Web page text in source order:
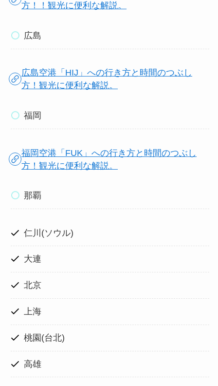
方！！観光に便利な解説。
広島
広島空港「HIJ」への行き方と時間のつぶし
方！観光に便利な解説。
福岡
福岡空港「FUK」への行き方と時間のつぶし
方！観光に便利な解説。
那覇
仁川(ソウル)
大連
北京
上海
桃園(台北)
高雄